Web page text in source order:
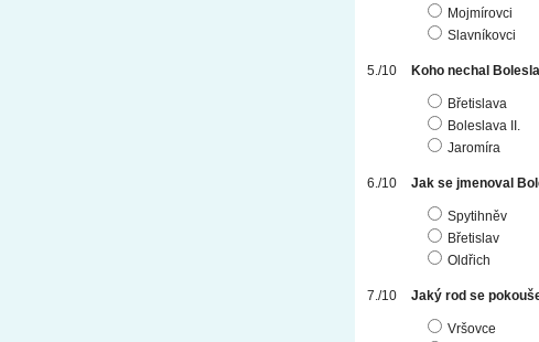
Mojmírovci
Slavníkovci
Koho nechal
Břetislava
Boleslava II.
Jaromíra
Jak se jmenoval
Spytihněv
Břetislav
Oldřich
Jaký rod se
Vršovce